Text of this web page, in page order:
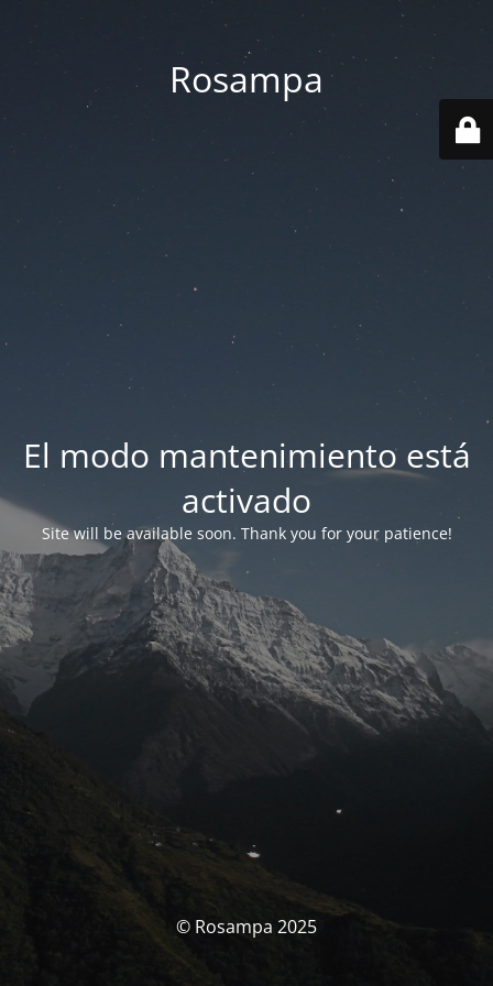
Rosampa
El modo mantenimiento está
activado
Site will be available soon. Thank you for your patience!
© Rosampa 2025